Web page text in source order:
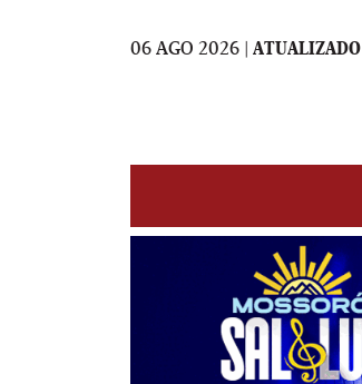
06 AGO 2026 | ATUALIZADO